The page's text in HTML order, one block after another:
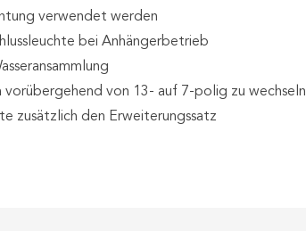
verwendet werden
bei Anhängerbetrieb
von 13- auf 7-polig zu wechseln
zusätzlich den Erweiterungssatz